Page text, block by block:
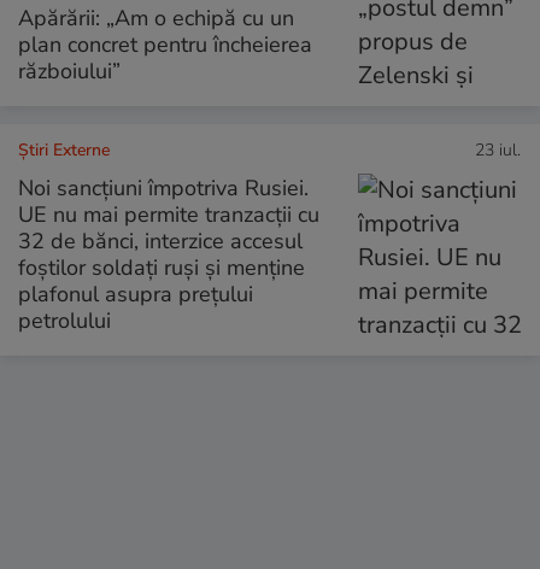
Apărării: „Am o echipă cu un
plan concret pentru încheierea
războiului”
Știri Externe 23 iul.
Noi sancțiuni împotriva Rusiei.
UE nu mai permite tranzacții cu
32 de bănci, interzice accesul
foștilor soldați ruși și menține
plafonul asupra prețului
petrolului